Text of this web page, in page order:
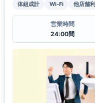
体組成計 Wi-Fi 他店舗
営業時間
24:00間